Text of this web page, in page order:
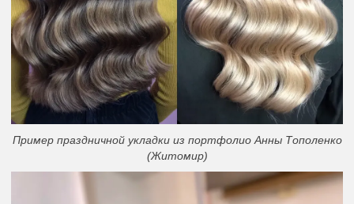
Пример праздничной укладки из портфолио Анны Тополенко
(Житомир)